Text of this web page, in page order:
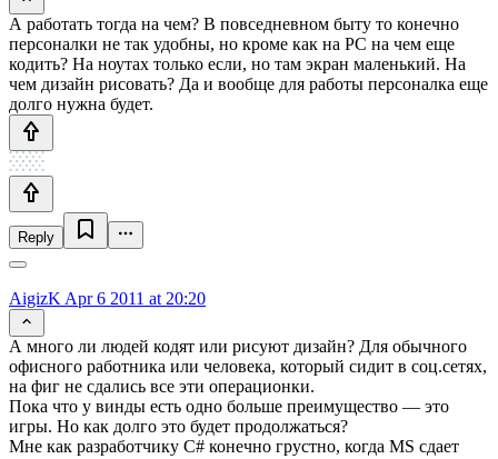
А работать тогда на чем? В повседневном быту то конечно
персоналки не так удобны, но кроме как на PC на чем еще
кодить? На ноутах только если, но там экран маленький. На
чем дизайн рисовать? Да и вообще для работы персоналка еще
долго нужна будет.
Reply
AigizK Apr 6 2011 at 20:20
А много ли людей кодят или рисуют дизайн? Для обычного
офисного работника или человека, который сидит в соц.сетях,
на фиг не сдались все эти операционки.
Пока что у винды есть одно больше преимущество — это
игры. Но как долго это будет продолжаться?
Мне как разработчику C# конечно грустно, когда MS сдает